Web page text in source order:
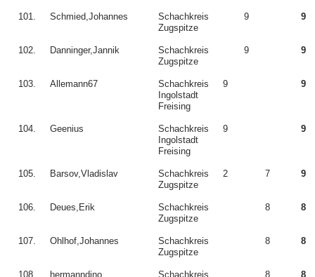
101. Schmied,Johannes
Schachkreis
Zugspitze
9 9
102. Danninger,Jannik
Schachkreis
Zugspitze
9 9
103. Allemann67
Schachkreis
Ingolstadt
Freising
9 9
104. Geenius
Schachkreis
Ingolstadt
Freising
9 9
105. Barsov,Vladislav
Schachkreis
Zugspitze
2 7 9
106. Deues,Erik
Schachkreis
Zugspitze
8 8
107. Ohlhof,Johannes
Schachkreis
Zugspitze
8 8
108. hermanndino
Schachkreis
8 8